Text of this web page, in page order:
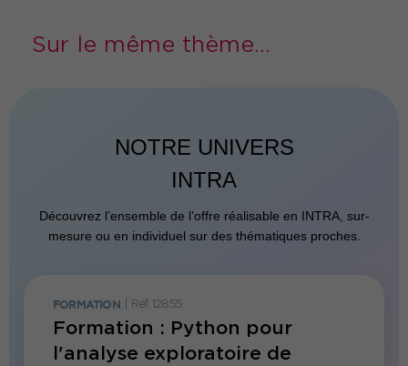
Sur le même thème...
NOTRE UNIVERS
INTRA
Découvrez l’ensemble de l’offre réalisable en INTRA, sur-
mesure ou en individuel sur des thématiques proches.
FORMATION Réf. 12855
Formation : Python pour
l'analyse exploratoire de